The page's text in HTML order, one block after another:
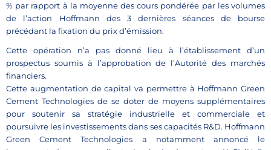
% par rapport à la moyenne des cours pondérée par les volumes
de l’action Hoffmann des 3 dernières séances de bourse
précédant la fixation du prix d’émission.
Cette opération n’a pas donné lieu à l’établissement d’un
prospectus soumis à l’approbation de l’Autorité des marchés
financiers.
Cette augmentation de capital va permettre à Hoffmann Green
Cement Technologies de se doter de moyens supplémentaires
pour soutenir sa stratégie industrielle et commerciale et
poursuivre les investissements dans ses capacités R&D. Hoffmann
Green Cement Technologies a notamment annoncé le